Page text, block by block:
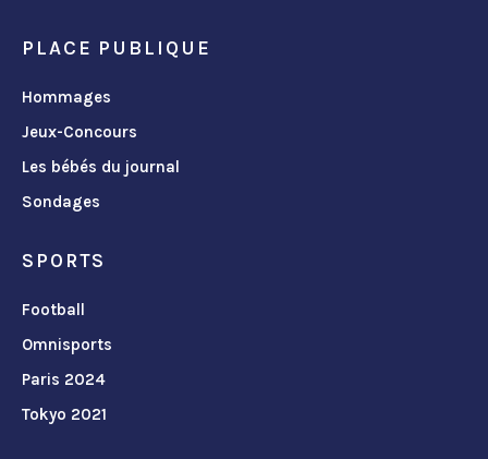
PLACE PUBLIQUE
Hommages
Jeux-Concours
Les bébés du journal
Sondages
SPORTS
Football
Omnisports
Paris 2024
Tokyo 2021